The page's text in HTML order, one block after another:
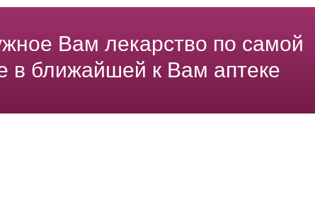
Вам лекарство по самой
в ближайшей к Вам аптеке